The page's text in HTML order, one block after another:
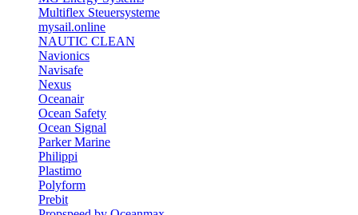
Multiflex Steuersysteme
mysail.online
NAUTIC CLEAN
Navionics
Navisafe
Nexus
Oceanair
Ocean Safety
Ocean Signal
Parker Marine
Philippi
Plastimo
Polyform
Prebit